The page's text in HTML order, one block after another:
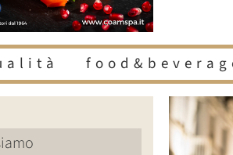
Ingrandisci
immagine